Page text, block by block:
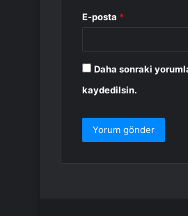
E-posta *
Daha sonraki
kaydedilsin.